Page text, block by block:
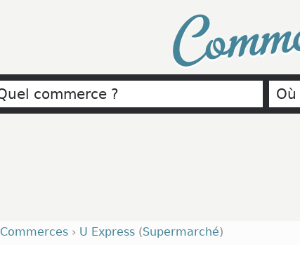
Commerces › U Express (Supermarché)